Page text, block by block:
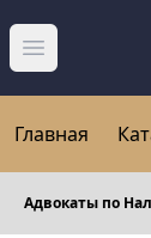
Abrir menú
Главная
Адвокаты по